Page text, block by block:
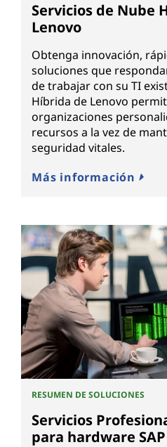
Servicios de Nube
Lenovo
Obtenga innovación,
soluciones que
de trabajar con su TI
Híbrida de Lenovo
organizaciones
recursos a la vez de
seguridad vitales.
Más información
RESUMEN DE SOLUCIONES
Servicios
para hardware